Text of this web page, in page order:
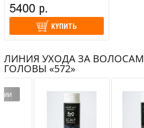
Extract, Sea Salt, Sanguisorba
Fragrance
5400 р.
КУПИТЬ
ЛИНИЯ УХОДА ЗА
ГОЛОВЫ «572»